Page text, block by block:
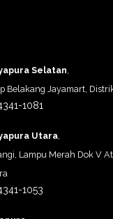
Selatan
Belakang Jayamart,
1081
Utara
Lampu Merah Dok V
1053